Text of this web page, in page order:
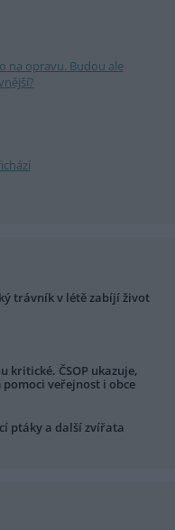
na opravu. Budou ale
trávník v létě zabíjí život
kritické. ČSOP ukazuje,
veřejnost i obce
ptáky a další zvířata